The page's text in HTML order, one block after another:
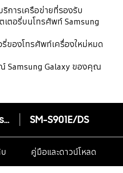
ริการเครือข่ายที่รองรับ
เตอรี่บนโทรศัพท์ Samsung
รี่ของโทรศัพท์เครื่องใหม่หมด
Samsung Galaxy ของคุณ
Galaxy S22 (Samsung.com only) SM-S901E/DS
คู่มือและดาวน์โหลด